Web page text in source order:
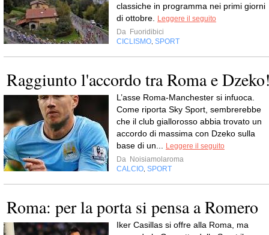
classiche in programma nei primi giorni
di ottobre.
Leggere il seguito
Da Fuoridibici
CICLISMO SPORT
Raggiunto l'accordo tra Roma e
L’asse Roma-Manchester si infuoca.
Come riporta Sky Sport, sembrerebbe
che il club giallorosso abbia trovato un
accordo di massima con Dzeko sulla
base di un...
Leggere il seguito
Da Noisiamolaroma
CALCIO SPORT
Roma: per la porta si pensa a Romero
Iker Casillas si offre alla Roma, ma